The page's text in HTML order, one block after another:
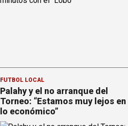
FÚTBOL LOCAL
Palahy y el no arranque del
Torneo: “Estamos muy lejos en
lo económico”